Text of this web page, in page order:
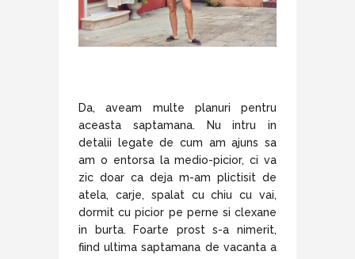
Da, aveam multe planuri pentru
aceasta saptamana. Nu intru in
detalii legate de cum am ajuns sa
am o entorsa la medio-picior, ci va
zic doar ca deja m-am plictisit de
atela, carje, spalat cu chiu cu vai,
dormit cu picior pe perne si clexane
in burta. Foarte prost s-a nimerit,
fiind ultima saptamana de vacanta a